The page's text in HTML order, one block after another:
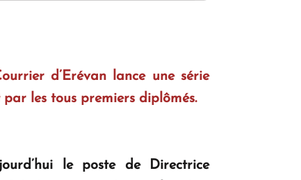
d’Erévan lance une série
par les tous premiers diplômés.
le poste de Directrice